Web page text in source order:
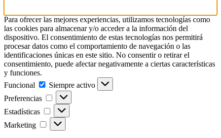
Para ofrecer las mejores experiencias, utilizamos tecnologías como
las cookies para almacenar y/o acceder a la información del
dispositivo. El consentimiento de estas tecnologías nos permitirá
procesar datos como el comportamiento de navegación o las
identificaciones únicas en este sitio. No consentir o retirar el
consentimiento, puede afectar negativamente a ciertas características
y funciones.
Funcional
Funcional
Siempre activo
Preferencias
Preferencias
Estadísticas Estadísticas
Marketing Marketing